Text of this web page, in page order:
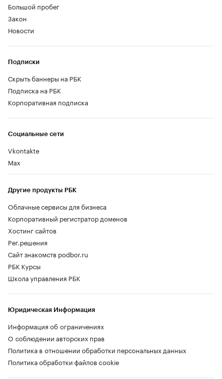
Большой пробег
Закон
Новости
Социальные сети
Vkontakte
Max
Другие продукты РБК
Облачные сервисы для бизнеса
Корпоративный регистратор доменов
Хостинг сайтов
Рег.решения
Сайт знакомств podbor.ru
РБК Курсы
Школа управления РБК
Подписки
Скрыть баннеры на РБК
Подписка на РБК
Корпоративная подписка
Юридическая Информация
Информация об ограничениях
О соблюдении авторских прав
Политика в отношении обработки персональных данных
Политика обработки файлов cookie